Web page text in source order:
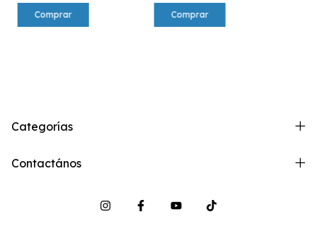
Comprar Comprar
Categorías
Contactános